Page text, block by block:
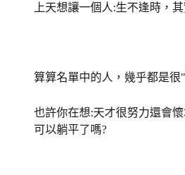
上天想讓一個人:生不逢時，
算算名單中的人，幾乎都是
也許你在想:天才很努力還會
可以躺平了嗎?